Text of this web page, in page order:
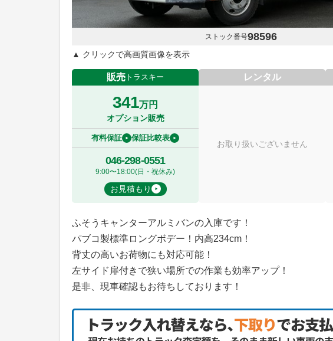
ストック番号98596
▲ クリックで高画質画像を表示
販売 トラスキー
341万円
オプション販売
有料保証 保証比較表
046-298-0551
9:00〜18:00(日・祝休み)
お見積もり
レンタル
お取り扱いございません
ふそうキャンターアルミバンの入庫です！
パブコ製標準ロングボデー！内高234cm！
背丈の高いお荷物にも対応可能！
左サイド扉付きで狭い場所での作業も効率アップ！
是非、現車確認もお待ちしております！